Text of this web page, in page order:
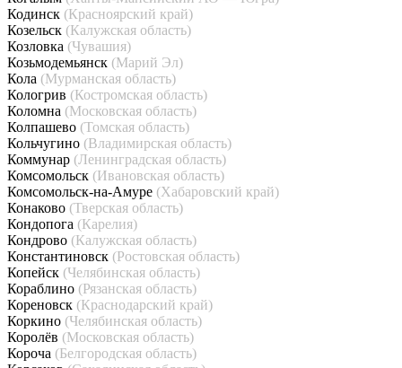
Кодинск (Красноярский край)
Козельск (Калужская область)
Козловка (Чувашия)
Козьмодемьянск (Марий Эл)
Кола (Мурманская область)
Кологрив (Костромская область)
Коломна (Московская область)
Колпашево (Томская область)
Кольчугино (Владимирская область)
Коммунар (Ленинградская область)
Комсомольск (Ивановская область)
Комсомольск-на-Амуре (Хабаровский край)
Конаково (Тверская область)
Кондопога (Карелия)
Кондрово (Калужская область)
Константиновск (Ростовская область)
Копейск (Челябинская область)
Кораблино (Рязанская область)
Кореновск (Краснодарский край)
Коркино (Челябинская область)
Королёв (Московская область)
Короча (Белгородская область)